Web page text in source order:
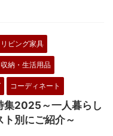
ビング家具
収納・生活用品
コーディネート
集2025～一人暮らし
別にご紹介～